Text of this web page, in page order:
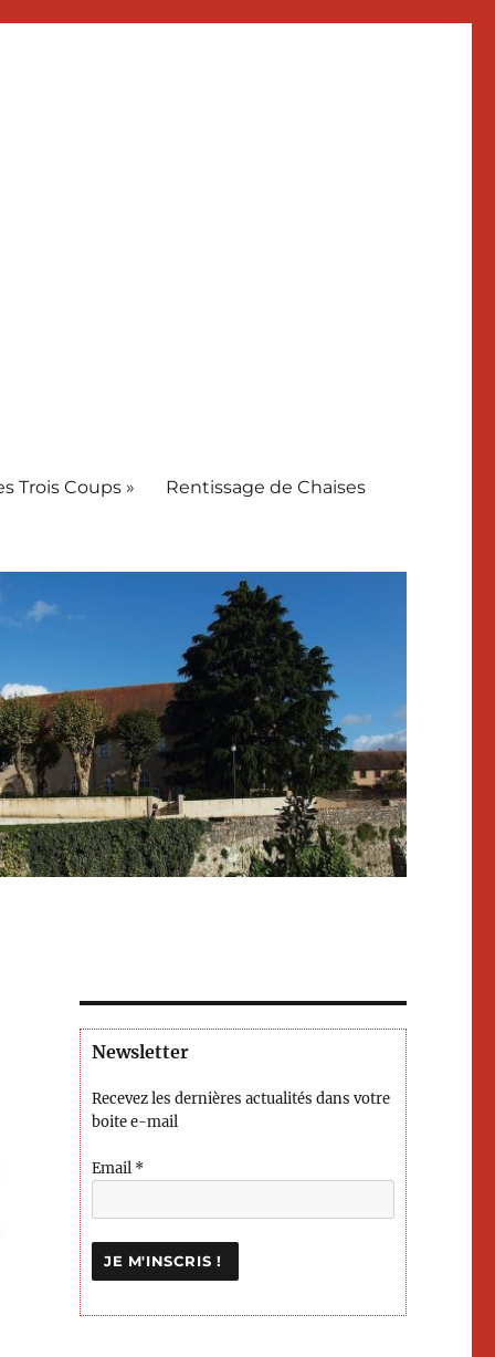
Trois Coups » Rentissage de Chaises
Newsletter
Recevez les dernières actualités dans votre
boite e-mail
Email *